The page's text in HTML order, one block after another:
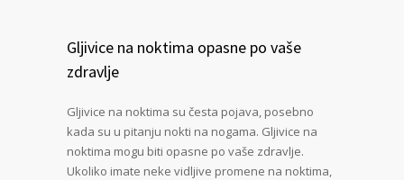
Gljivice na noktima opasne po vaše
zdravlje
Gljivice na noktima su česta pojava, posebno
kada su u pitanju nokti na nogama. Gljivice na
noktima mogu biti opasne po vaše zdravlje.
Ukoliko imate neke vidljive promene na noktima,